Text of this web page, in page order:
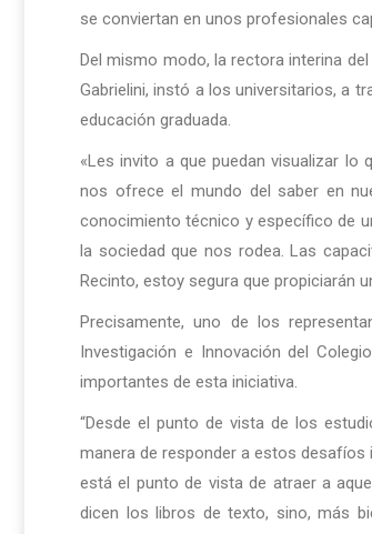
se conviertan en unos profesionales
Del mismo modo, la rectora interina
Gabrielini, instó a los universitarios, a
educación graduada.
«Les invito a que puedan visualizar lo
nos ofrece el mundo del saber en
conocimiento técnico y específico de
la sociedad que nos rodea. Las
Recinto, estoy segura que propiciarán
Precisamente, uno de los
Investigación e Innovación del
importantes de esta iniciativa.
“Desde el punto de vista de los
manera de responder a estos desafíos
está el punto de vista de atraer a
dicen los libros de texto, sino, más